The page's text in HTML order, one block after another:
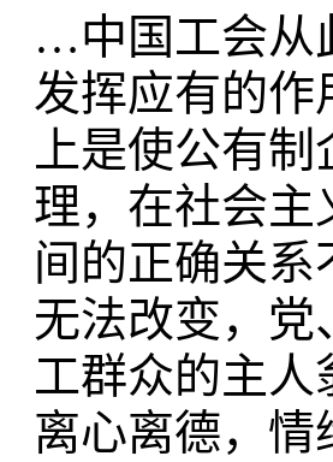
…中国工会从
发挥应有的作
上是使公有
理，在社会主
间的正确关
无法改变，党
工群众的主人
离心离德，情